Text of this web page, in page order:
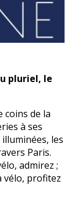
pluriel, le
coins de la
à ses
les
Paris.
admirez ;
vélo, profitez